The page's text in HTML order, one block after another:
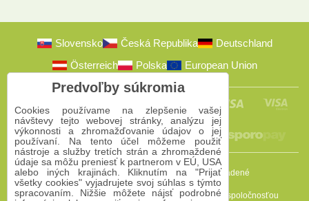
Slovensko Česká Republika
Deutschland
Österreich
Polska European Union
2009-2026 © Bomba s.r.o.Všetky práva vyhradené
Táto stránka je chránená programom reCAPTCHA a spoločnosťou
Predvoľby súkromia
Cookies používame na zlepšenie vašej
návštevy tejto webovej stránky, analýzu jej
výkonnosti a zhromažďovanie údajov o jej
používaní. Na tento účel môžeme použiť
nástroje a služby tretích strán a zhromaždené
údaje sa môžu preniesť k partnerom v EÚ, USA
alebo iných krajinách. Kliknutím na "Prijať
všetky cookies" vyjadrujete svoj súhlas s týmto
spracovaním. Nižšie môžete nájsť podrobné